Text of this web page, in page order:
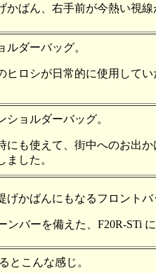
かばん、右手前が今熱い視
ダーバッグ。
ロシが日常的に使用して
ョルダーバッグ。
も使えて、街中へのお出
ました。
かばんにもなるフロントバ
バーを備えた、F20R-STi
とこんな感じ。